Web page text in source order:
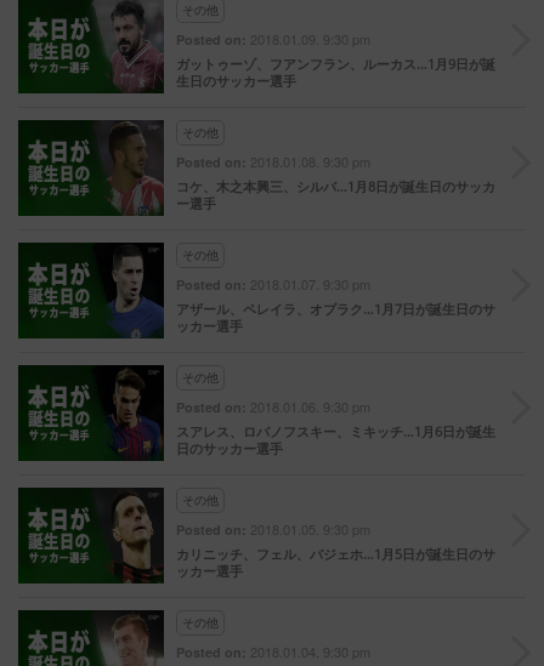
その他
Posted on: 2018.01.09. 9:30 pm
ガットゥーゾ、フアンフラン、ルーカス…1月9日が誕
生日のサッカー選手
その他
Posted on: 2018.01.08. 9:30 pm
コケ、木之本興三、シルバ…1月8日が誕生日のサッカ
ー選手
その他
Posted on: 2018.01.07. 9:30 pm
アザール、ペレイラ、オブラク…1月7日が誕生日のサ
ッカー選手
その他
Posted on: 2018.01.06. 9:30 pm
スアレス、ロバノフスキー、ミキッチ…1月6日が誕生
日のサッカー選手
その他
Posted on: 2018.01.05. 9:30 pm
カリニッチ、フェル、バジェホ…1月5日が誕生日のサ
ッカー選手
その他
Posted on: 2018.01.04. 9:30 pm